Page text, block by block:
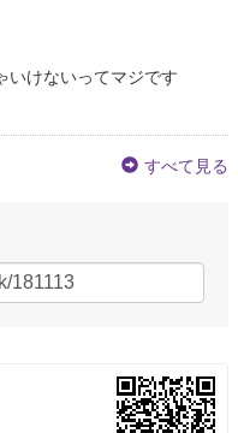
、1週間！！ 観にきてください
木)〜31(土) @参宮橋トランス
てマジですか？！」 前売：3…
@Takagi_Haruma ） みんなで
ないってマジですか？！…
いけないってマジです
すべて見る